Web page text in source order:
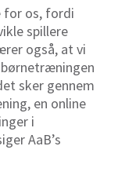
for os, fordi
spillere
også, at vi
sker gennem
en online
i
AaB’s